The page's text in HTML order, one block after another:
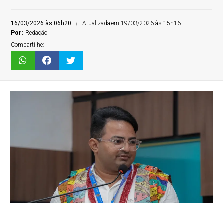
16/03/2026 às 06h20
Atualizada em 19/03/2026 às 15h16
Por: Redação
Compartilhe: